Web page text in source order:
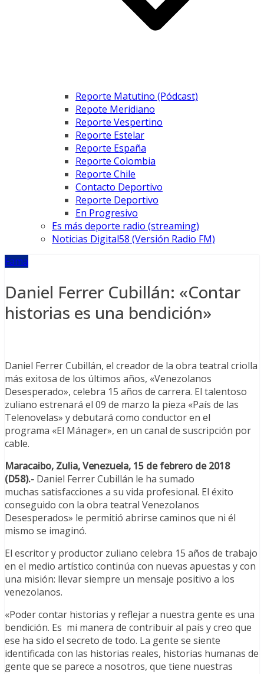
Reporte Matutino (Pódcast)
Repote Meridiano
Reporte Vespertino
Reporte Estelar
Reporte España
Reporte Colombia
Reporte Chile
Contacto Deportivo
Reporte Deportivo
En Progresivo
Es más deporte radio (streaming)
Noticias Digital58 (Versión Radio FM)
Fama
Daniel Ferrer Cubillán: «Contar
historias es una bendición»
Daniel Ferrer Cubillán, el creador de la obra teatral criolla
más exitosa de los últimos años, «Venezolanos
Desesperado», celebra 15 años de carrera. El talentoso
zuliano estrenará el 09 de marzo la pieza «País de las
Telenovelas» y debutará como conductor en el
programa «El Mánager», en un canal de suscripción por
cable.
Maracaibo, Zulia, Venezuela, 15 de febrero de 2018
(D58).- Daniel Ferrer Cubillán le ha sumado
muchas satisfacciones a su vida profesional. El éxito
conseguido con la obra teatral Venezolanos
Desesperados» le permitió abrirse caminos que ni él
mismo se imaginó.
El escritor y productor zuliano celebra 15 años de trabajo
en el medio artístico continúa con nuevas apuestas y con
una misión: llevar siempre un mensaje positivo a los
venezolanos.
«Poder contar historias y reflejar a nuestra gente es una
bendición. Es mi manera de contribuir al país y creo que
ese ha sido el secreto de todo. La gente se siente
identificada con las historias reales, historias humanas de
gente que se parece a nosotros, que tiene nuestras